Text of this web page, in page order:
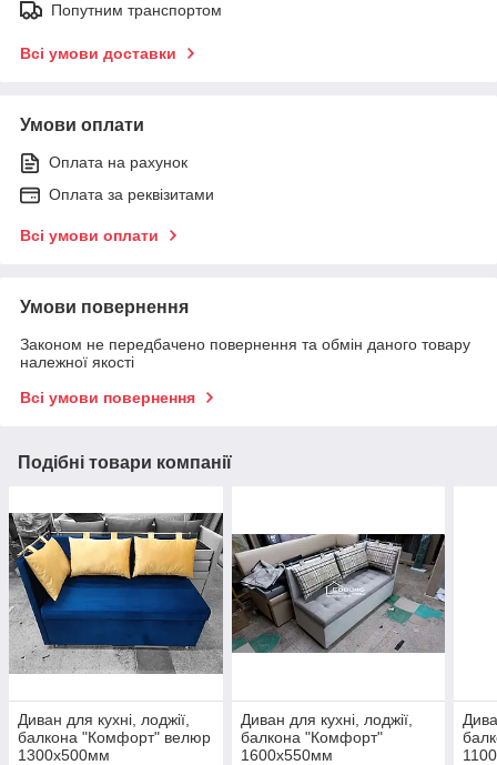
Попутним транспортом
Всі умови доставки
Умови оплати
Оплата на рахунок
Оплата за реквізитами
Всі умови оплати
Умови повернення
Законом не передбачено повернення та обмін даного товару
належної якості
Всі умови повернення
Подібні товари компанії
Диван для кухні, лоджії,
балкона "Комфорт" велюр
1300х500мм
Диван для кухні, лоджії,
балкона "Комфорт"
1600х550мм